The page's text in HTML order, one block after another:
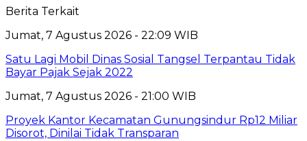
Berita Terkait
Jumat, 7 Agustus 2026 - 22:09 WIB
Satu Lagi Mobil Dinas Sosial Tangsel Terpantau Tidak
Bayar Pajak Sejak 2022
Jumat, 7 Agustus 2026 - 21:00 WIB
Proyek Kantor Kecamatan Gunungsindur Rp12 Miliar
Disorot, Dinilai Tidak Transparan